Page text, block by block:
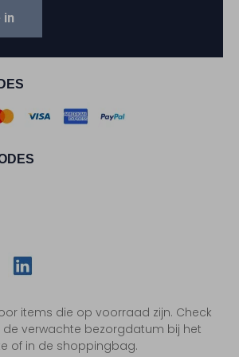
LinkedIn
items die op voorraad zijn. Check
de verwachte bezorgdatum bij het
of in de shoppingbag.
in